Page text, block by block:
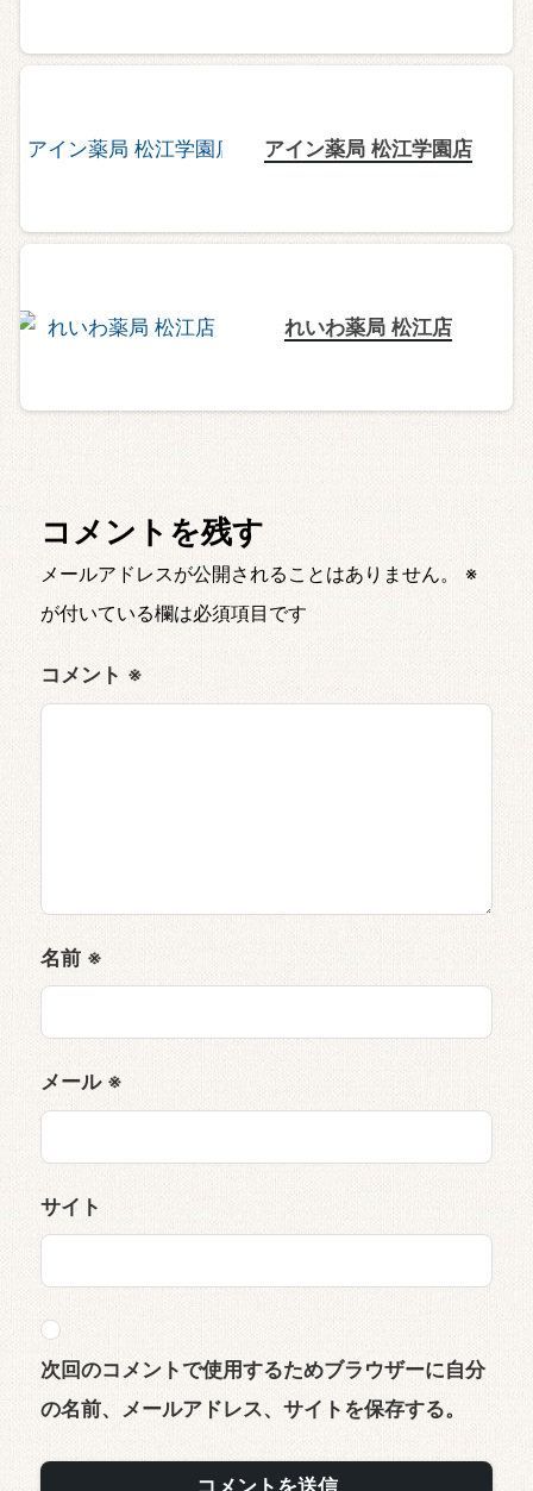
アイン薬局 松江学園店
れいわ薬局 松江店
コメントを残す
メールアドレスが公開されることはありません。
※
が付いている欄は必須項目です
コメント ※
名前 ※
メール ※
サイト
次回のコメントで使用するためブラウザーに自分
の名前、メールアドレス、サイトを保存する。